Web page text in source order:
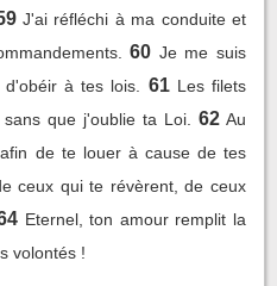
J'ai réfléchi à ma conduite et
60 Je me suis
à tes lois.
61 Les filets
que j'oublie ta Loi.
62 Au
de te louer à cause de tes
ceux qui te révèrent, de ceux
Eternel, ton amour remplit la
volontés !